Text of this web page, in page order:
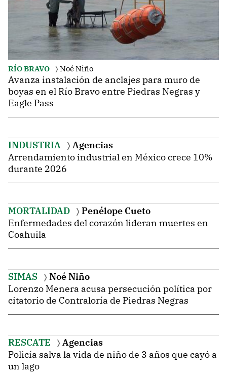
RÍO BRAVO Noé Niño
Avanza instalación de anclajes para muro de
boyas en el Río Bravo entre Piedras Negras y
Eagle Pass
INDUSTRIA
Agencias
Arrendamiento industrial en México crece 10%
durante 2026
MORTALIDAD
Penélope Cueto
Enfermedades del corazón lideran muertes en
Coahuila
SIMAS
Noé Niño
Lorenzo Menera acusa persecución política por
citatorio de Contraloría de Piedras Negras
RESCATE
Agencias
Policía salva la vida de niño de 3 años que cayó a
un lago